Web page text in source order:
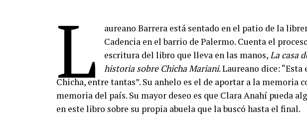
L
aureano Barrera está sentado en el patio de la
Cadencia en el barrio de Palermo. Cuenta el
escritura del libro que lleva en las manos, La casa
historia sobre Chicha Mariani. Laureano dice:
Chicha, entre tantas”. Su anhelo es el de aportar a la memoria
memoria del país. Su mayor deseo es que Clara Anahí pueda
en este libro sobre su propia abuela que la buscó hasta el final.